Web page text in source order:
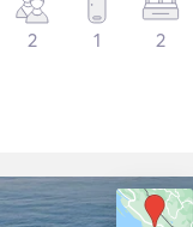
2 1 2